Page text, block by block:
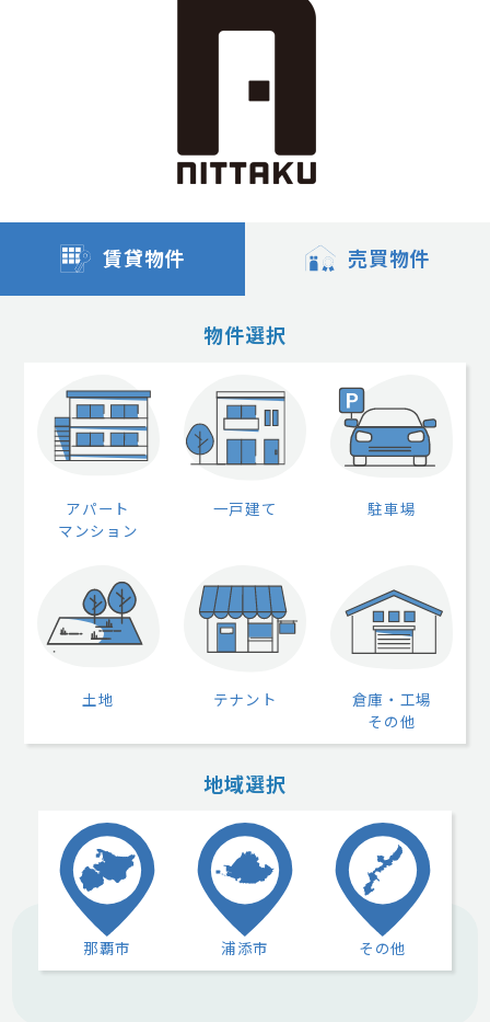
賃貸物件 売買物件
物件選択
アパート
マンション
一戸建て 駐車場
土地 テナント
倉庫・工場
その他
地域選択
那覇市 浦添市 その他